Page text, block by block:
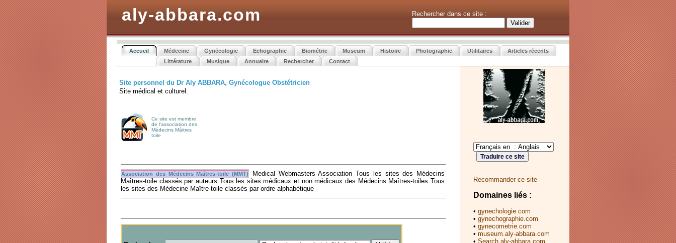
Rechercher dans ce site :
aly-abbara.com
Accueil Médecine Gynécologie Echographie Biométrie Museum Histoire Photographie Utilitaires
Articles récents
Littérature
Musique Annuaire Rechercher Contact
Recommander ce site
Domaines liés :
• gynechologie.com
• gynechographie.com
• gynecometrie.com
• museum.aly-abbara.com
• Search.aly-abbara.com
Site personnel du Dr Aly ABBARA, Gynécologue Obstétricien
Site médical et culturel.
Ce site est membre
de l'association des
Médecins Mâitres
toile
Association des Médecins Maîtres-toile (MMT)
Medical Webmasters Association Tous les sites des Médecins
Maîtres-toile classés par auteurs Tous les sites médicaux et non médicaux des Médecins Maîtres-toiles Tous
les sites des Médecine Maître-toile classés par ordre alphabétique